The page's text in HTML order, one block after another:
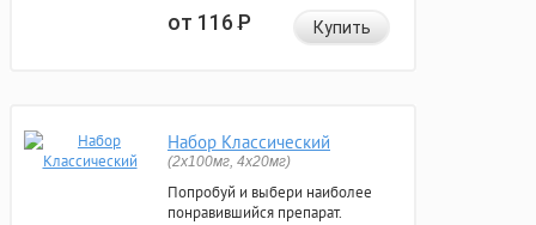
от 116Р Купить
Набор Классический
(2x100мг, 4x20мг)
Попробуй и выбери наиболее
понравившийся препарат.